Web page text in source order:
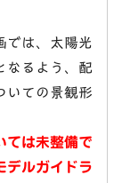
では、太陽光
なるよう、配
いての景観形
ては未整備で
デルガイドラ